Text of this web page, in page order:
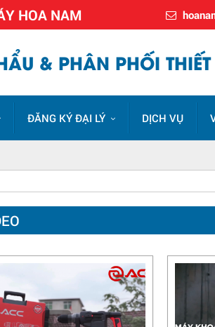
HOA NAM
& PHÂN PHỐI
ĐĂNG KÝ ĐẠI LÝ DỊCH VỤ